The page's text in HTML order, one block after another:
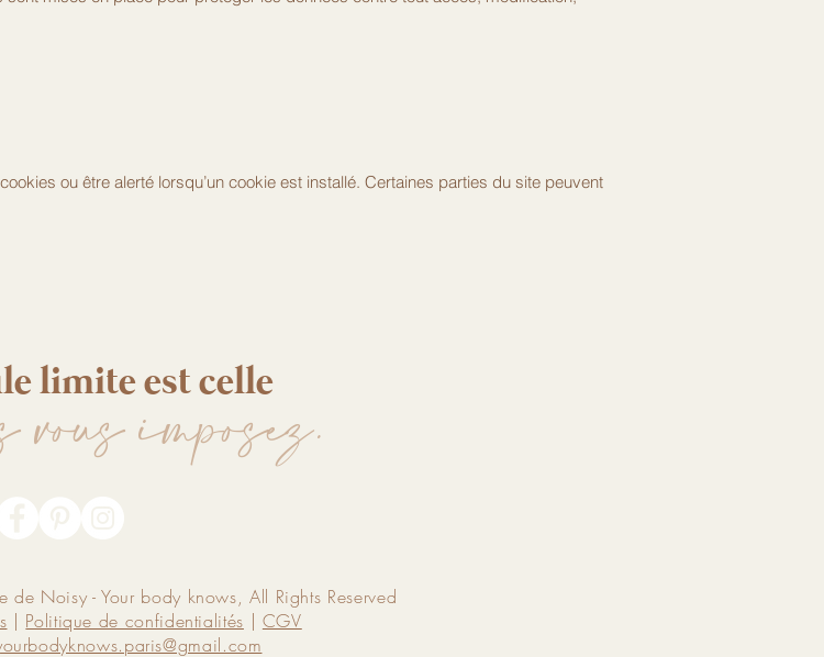
ou être alerté lorsqu’un cookie est installé. Certaines parties du site peuvent
limite est celle
vous imposez.
Noisy - Your body knows, All Rights Reserved
| Politique de confidentialités | CGV